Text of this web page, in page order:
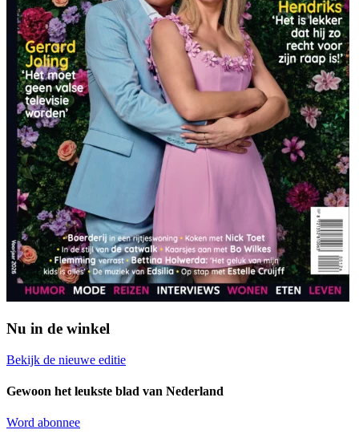
Nu in de winkel
Bekijk de nieuwe editie
Gewoon het leukste blad van Nederland
Word abonnee